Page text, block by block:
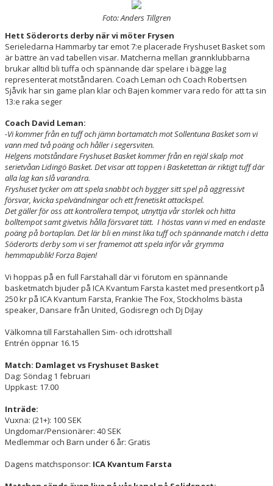
VÅRA LAG/TRÄNARE
BASKETLÄGER!
HAMMARBY LAMPE CHALLENGE
Foto: Anders Tillgren
Hett Söderorts derby när vi möter Frysen
Serieledarna Hammarby tar emot 7:e placerade Fryshuset Basket som
är bättre än vad tabellen visar. Matcherna mellan grannklubbarna
brukar alltid bli tuffa och spännande där spelare i bägge lag
representerat motståndaren. Coach Leman och Coach Robertsen
Sjåvik har sin game plan klar och Bajen kommer vara redo för att ta sin
13:e raka seger
Coach David Leman:
-Vi kommer från en tuff och jämn bortamatch mot Sollentuna Basket som vi
vann med två poäng och håller i segersviten.
Helgens motståndare Fryshuset Basket kommer från en rejäl skalp mot
serietvåan Lidingö Basket. Det visar att toppen i Basketettan är riktigt tuff där
alla lag kan slå varandra.
Fryshuset tycker om att spela snabbt och bygger sitt spel på aggressivt
försvar, kvicka spelvändningar och ett frenetiskt attackspel.
Det gäller för oss att kontrollera tempot, utnyttja vår storlek och hitta
bolltempot samt givetvis hålla försvaret tätt. I höstas vann vi med en endaste
poäng på bortaplan. Det lär bli en minst lika tuff och spännande match i detta
Söderorts derby som vi ser framemot att spela inför vår grymma
hemmapublik!Forza Bajen!
Vi hoppas på en full Farstahall där vi förutom en spännande
basketmatch bjuder på ICA Kvantum Farsta kastet med presentkort på
250 kr på ICA Kvantum Farsta, Frankie The Fox, Stockholms bästa
speaker, Dansare från United, Godisregn och Dj DiJay
Välkomna till Farstahallen Sim- och idrottshall
Entrén öppnar 16.15
Match: Damlaget vs Fryshuset Basket
Dag: Söndag 1 februari
Uppkast: 17.00
Inträde:
Vuxna: (21+): 100 SEK
Ungdomar/Pensionärer: 40 SEK
Medlemmar och Barn under 6 år: Gratis
Dagens matchsponsor: ICA Kvantum Farsta